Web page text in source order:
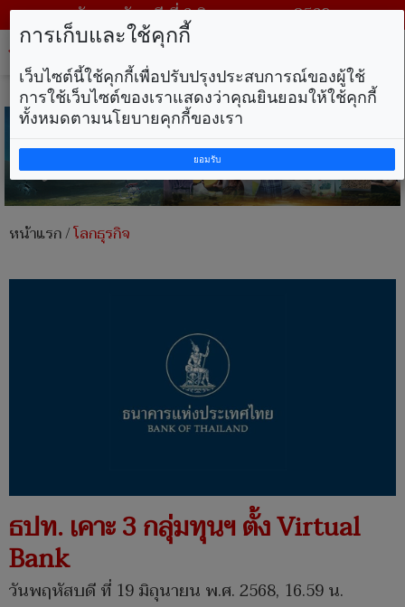
วันพฤหัสบดี ที่ 6 สิงหาคม พ.ศ. 2569
หน้าแรก/โลกธุรกิจ
ธปท. เคาะ 3 กลุ่มทุนฯ ตั้ง Virtual
Bank
วันพฤหัสบดี ที่ 19 มิถุนายน พ.ศ. 2568, 16.59 น.
การเก็บและใช้คุกกี้
เว็บไซต์นี้ใช้คุกกี้เพื่อปรับปรุงประสบการณ์ของผู้ใช้
การใช้เว็บไซต์ของเราแสดงว่าคุณยินยอมให้ใช้คุกกี้
ทั้งหมดตามนโยบายคุกกี้ของเรา
ยอมรับ